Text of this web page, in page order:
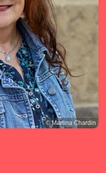
© Martina Chardin